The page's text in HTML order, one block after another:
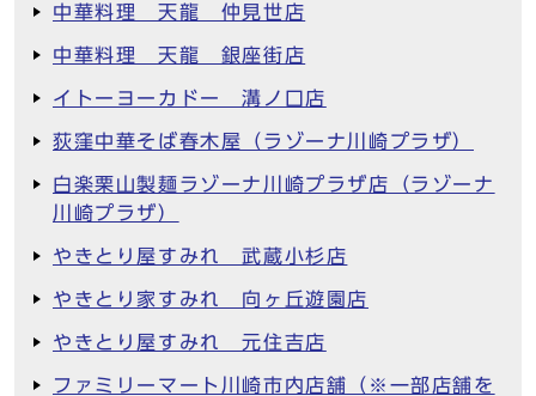
中華料理 天龍 仲見世店
中華料理 天龍 銀座街店
イトーヨーカドー 溝ノ口店
荻窪中華そば春木屋（ラゾーナ川崎プラザ）
白楽栗山製麺ラゾーナ川崎プラザ店（ラゾーナ
川崎プラザ）
やきとり屋すみれ 武蔵小杉店
やきとり家すみれ 向ヶ丘遊園店
やきとり屋すみれ 元住吉店
ファミリーマート川崎市内店舗（※一部店舗を